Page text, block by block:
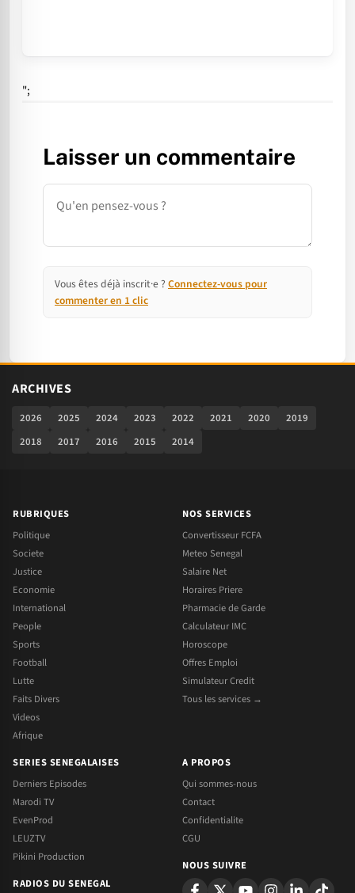
";
Laisser un commentaire
Commentaire
Vous êtes déjà inscrit·e ? Connectez-vous pour
commenter en 1 clic
ARCHIVES
2026 2025 2024 2023 2022 2021 2020
2019
2018
2017 2016 2015 2014
RUBRIQUES
Politique
Societe
Justice
Economie
International
People
Sports
Football
Lutte
Faits Divers
Videos
Afrique
NOS SERVICES
Convertisseur FCFA
Meteo Senegal
Salaire Net
Horaires Priere
Pharmacie de Garde
Calculateur IMC
Horoscope
Offres Emploi
Simulateur Credit
Tous les services →
SERIES SENEGALAISES
Derniers Episodes
Marodi TV
EvenProd
LEUZTV
Pikini Production
RADIOS DU SENEGAL
A PROPOS
Qui sommes-nous
Contact
Confidentialite
CGU
NOUS SUIVRE